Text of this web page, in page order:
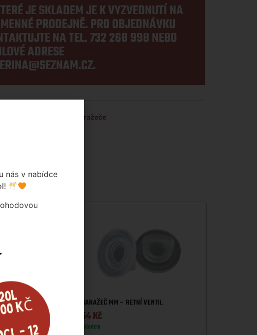
JE SKLADEM JE K VYZVEDNUTÍ NA
PRODEJNĚ. PRO OBJEDNÁVKU
NA TEL.732 268 998 NEBO
ADRESE
.
Náhradní díly na naražeče
NARAŽEČ MM – RETNÍ VENTIL
54Kč
Skladem
nás v nabídce